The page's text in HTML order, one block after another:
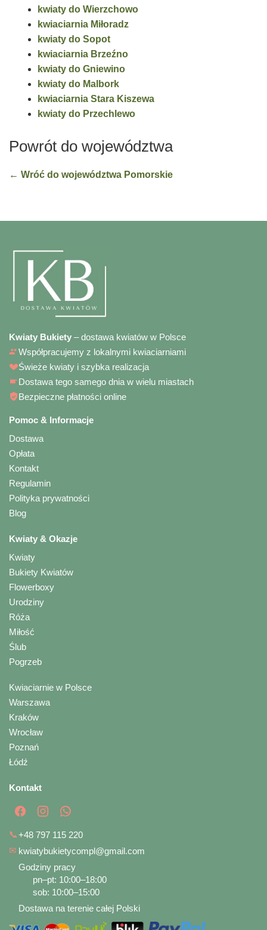
kwiaty do Wierzchowo
kwiaciarnia Miłoradz
kwiaty do Sopot
kwiaciarnia Brzeźno
kwiaty do Gniewino
kwiaty do Malbork
kwiaciarnia Stara Kiszewa
kwiaty do Przechlewo
Powrót do województwa
← Wróć do województwa Pomorskie
Kwiaty Bukiety – dostawa kwiatów w Polsce
Współpracujemy z lokalnymi kwiaciarniami
Świeże kwiaty i szybka realizacja
Dostawa tego samego dnia w wielu miastach
Bezpieczne płatności online
Pomoc & Informacje
Dostawa
Opłata
Kontakt
Regulamin
Polityka prywatności
Blog
Kwiaty & Okazje
Kwiaty
Bukiety Kwiatów
Flowerboxy
Urodziny
Róża
Miłość
Ślub
Pogrzeb
Kwiaciarnie w Polsce
Warszawa
Kraków
Wrocław
Poznań
Łódź
Kontakt
📞+48 797 115 220
✉ kwiatybukietycompl@gmail.com
Godziny pracy
pn–pt: 10:00–18:00
sob: 10:00–15:00
Dostawa na terenie całej Polski